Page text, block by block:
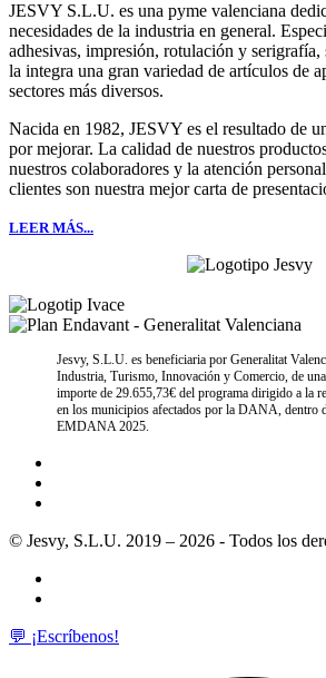
JESVY S.L.U. es una pyme valenciana
necesidades de la industria en general.
adhesivas, impresión, rotulación y serigrafía,
la integra una gran variedad de artículos de
sectores más diversos.
Nacida en 1982, JESVY es el resultado de
por mejorar. La calidad de nuestros
nuestros colaboradores y la atención
clientes son nuestra mejor carta de
LEER MÁS...
Jesvy, S.L.U. es beneficiaria por Generalitat
Industria, Turismo, Innovación y Comercio, de
importe de 29.655,73€ del programa dirigido a la
en los municipios afectados por la DANA, dentro
EMDANA 2025.
© Jesvy, S.L.U. 2019 – 2026 - Todos los
💬 ¡Escríbenos!